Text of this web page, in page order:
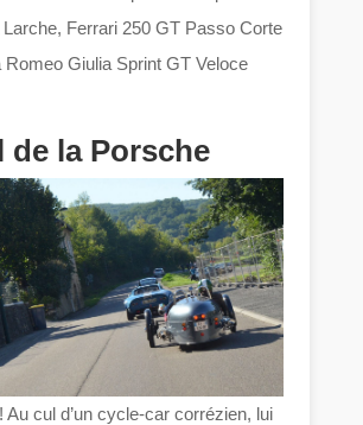
Ferrari 250 GT Passo Corte
Romeo Giulia Sprint GT Veloce
de la Porsche
Au cul d’un cycle-car corrézien, lui